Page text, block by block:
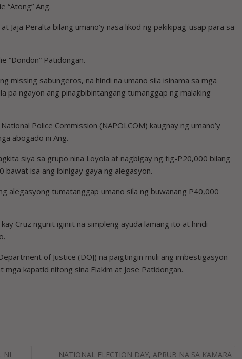
“Atong” Ang.
Jaja Peralta bilang umano’y nasa likod ng pakikipag-usap para sa
“Dondon” Patidongan.
missing sabungeros, na hindi na umano sila isinama sa mga
pa ngayon ang pinagbibintangang tumanggap ng malaking
Police Commission (NAPOLCOM) kaugnay ng umano’y
abogado ni Ang.
siya sa grupo nina Loyola at nagbigay ng tig-P20,000 bilang
isa ang ibinigay gaya ng alegasyon.
alegasyong tumatanggap umano sila ng buwanang P40,000
Cruz ngunit iginiit na simpleng ayuda lamang ito at hindi
of Justice (DOJ) na paigtingin muli ang imbestigasyon
mga kapatid nitong sina Elakim at Jose Patidongan.
NI
NATIONAL ELECTION DAY, APRUB NA SA KAMARA